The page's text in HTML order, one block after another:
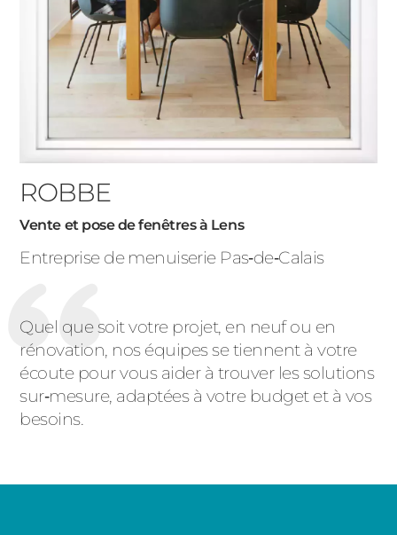
ROBBE
Vente et pose de fenêtres à Lens
Entreprise de menuiserie Pas‑de‑Calais
Quel que soit votre projet, en neuf ou en
rénovation, nos équipes se tiennent à votre
écoute pour vous aider à trouver les solutions
sur‑mesure, adaptées à votre budget et à vos
besoins.